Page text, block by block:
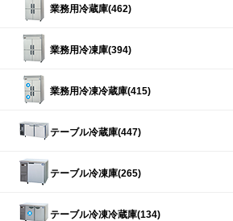
業務用冷蔵庫(462)
業務用冷凍庫(394)
業務用冷凍冷蔵庫(415)
テーブル冷蔵庫(447)
テーブル冷凍庫(265)
テーブル冷凍冷蔵庫(134)